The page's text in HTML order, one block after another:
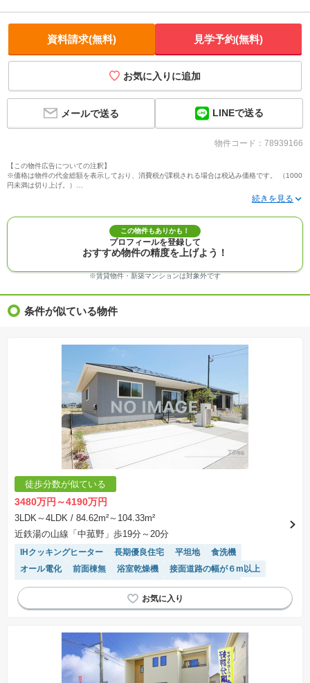
資料請求(無料) 見学予約(無料)
お気に入りに追加
メールで送る LINEで送る
物件コード：78939166
【この物件広告についての注釈】
※価格は物件の代金総額を表示しており、消費税が課税される場合は税込み価格です。 （1000
円未満は切り上げ。）
※写真に写っている、またはパース（絵）や間取り図に描かれている家具や車などは、特にコ
※建築条件付き土地価格には、建物価格は含まれません。
※物件情報は、原則として情報提供日の２日前に最終確認した情報です。
※完成予想図はいずれも外構、植栽、外観等実際のものとは多少異なることがあります。
※モデルルーム・モデルハウス・展示場・ショールームの画像の場合、今回販売の物件と異な
※ＣＧ合成の画像の場合、実際とは多少異なる場合があります。
※物件特徴：販売戸数が複数の物件は、全ての住戸に該当しない項目もあります。
※価格更新：物件価格が変更された日から１週間表示されます。
※建築条件土地の情報内に掲載されている、建物プラン例は、土地購入者の設計プランの参考
※土地（建築条件なし）で「建物プラン例」が表記してある時、そのプラン例は特定の建築請
負会社によるもので、当該建築請負会社以外で建てた場合、同様のものが同価格で建てられる
とは限りません。また建築請負会社を特定するものではありません。
※建築条件付き土地とは、その土地に建築する建物の建築請負契約が、一定期間内に成立する
ことを条件として売買される土地のことをいいます。建築請負契約成立に向けて設計プランを
協議するため、土地購入者が自己の希望する建物の設計協議をするために必要な相当の期間の
交渉期間が設定され、その期間内で希望を満たすプランが実現できたかどうかにより結論を出
します。なお、この期間は概ね3ヶ月程度とされています。納得のいくプランが出来ず、建築請
負契約が成立しない場合、土地売買契約は白紙に戻り、土地契約にかかった代金（土地代金、
手付金など）は名目のいかんに関わらず、全て返却されます。
※課税対象物件の「価格」や「費用等」は消費税込みの「総額表示」で統一しています。
※「本体価格」とは、課税対象物件においては「消費税を除いた建物価格」と「土地価格」の
合計額を指します。
表示されておりません。
※取引にかかる費用：物件の契約手続き、決済、引き渡し時にかかる費用を表示しています。
不動産会社によって表記有無が異なるため、ご自身で十分な確認をしていただくようにお願い
いたします。
場合があります。
この物件もありかも！
プロフィールを登録して
おすすめ物件の精度を上げよう！
※賃貸物件・新築マンションは対象外です
条件が似ている物件
徒歩分数が似ている
3480万円～4190万円
3LDK～4LDK / 84.62m²～104.33m²
近鉄湯の山線「中菰野」歩19分～20分
IHクッキングヒーター 長期優良住宅 平坦地
食洗機
オール電化
前面棟無 浴室乾燥機
接面道路の幅が６m以上
バリアフリー
システムキッチン WIC
対面キッチン
閑静な住宅地